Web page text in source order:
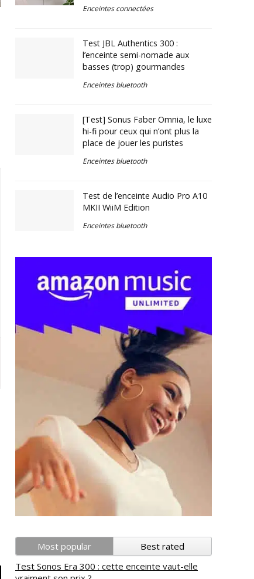
Enceintes connectées
Test JBL Authentics 300 :
l’enceinte semi-nomade aux
basses (trop) gourmandes
Enceintes bluetooth
[Test] Sonus Faber Omnia, le luxe
hi-fi pour ceux qui n’ont plus la
place de jouer les puristes
Enceintes bluetooth
Test de l’enceinte Audio Pro A10
MKII WiiM Edition
Enceintes bluetooth
Most popular
Best rated
Test Sonos Era 300 : cette enceinte vaut-elle